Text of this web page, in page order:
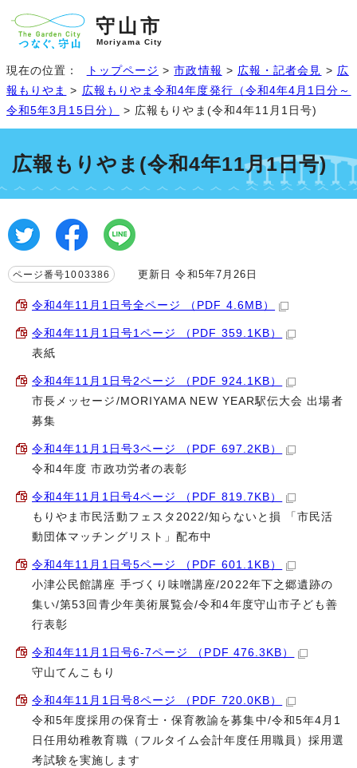
守山市
Moriyama City
現在の位置： トップページ >市政情報 > 広報・記者会見 > 広
報もりやま > 広報もりやま令和4年度発行（令和4年4月1日分～
令和5年3月15日分）
> 広報もりやま(令和4年11月1日号)
広報もりやま(令和4年11月1日号)
ページ番号1003386 更新日 令和5年7月26日
令和4年11月1日号全ページ （PDF 4.6MB）
令和4年11月1日号1ページ （PDF 359.1KB）
表紙
令和4年11月1日号2ページ （PDF 924.1KB）
市長メッセージ/MORIYAMA NEW YEAR駅伝大会 出場者
募集
令和4年11月1日号3ページ （PDF 697.2KB）
令和4年度 市政功労者の表彰
令和4年11月1日号4ページ （PDF 819.7KB）
もりやま市民活動フェスタ2022/知らないと損 「市民活
動団体マッチングリスト」配布中
令和4年11月1日号5ページ （PDF 601.1KB）
小津公民館講座 手づくり味噌講座/2022年下之郷遺跡の
集い/第53回青少年美術展覧会/令和4年度守山市子ども善
行表彰
令和4年11月1日号6-7ページ （PDF 476.3KB）
守山てんこもり
令和4年11月1日号8ページ （PDF 720.0KB）
令和5年度採用の保育士・保育教諭を募集中/令和5年4月1
日任用幼稚教育職（フルタイム会計年度任用職員）採用選
考試験を実施します